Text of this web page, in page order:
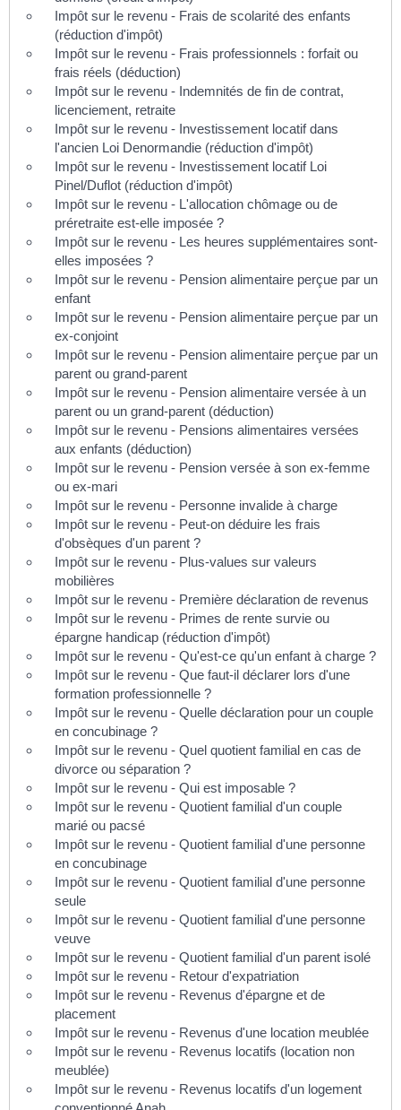
Impôt sur le revenu - Frais de scolarité des enfants
(réduction d'impôt)
Impôt sur le revenu - Frais professionnels : forfait ou
frais réels (déduction)
Impôt sur le revenu - Indemnités de fin de contrat,
licenciement, retraite
Impôt sur le revenu - Investissement locatif dans
l'ancien Loi Denormandie (réduction d'impôt)
Impôt sur le revenu - Investissement locatif Loi
Pinel/Duflot (réduction d'impôt)
Impôt sur le revenu - L'allocation chômage ou de
préretraite est-elle imposée ?
Impôt sur le revenu - Les heures supplémentaires sont-
elles imposées ?
Impôt sur le revenu - Pension alimentaire perçue par un
enfant
Impôt sur le revenu - Pension alimentaire perçue par un
ex-conjoint
Impôt sur le revenu - Pension alimentaire perçue par un
parent ou grand-parent
Impôt sur le revenu - Pension alimentaire versée à un
parent ou un grand-parent (déduction)
Impôt sur le revenu - Pensions alimentaires versées
aux enfants (déduction)
Impôt sur le revenu - Pension versée à son ex-femme
ou ex-mari
Impôt sur le revenu - Personne invalide à charge
Impôt sur le revenu - Peut-on déduire les frais
d'obsèques d'un parent ?
Impôt sur le revenu - Plus-values sur valeurs
mobilières
Impôt sur le revenu - Première déclaration de revenus
Impôt sur le revenu - Primes de rente survie ou
épargne handicap (réduction d'impôt)
Impôt sur le revenu - Qu'est-ce qu'un enfant à charge ?
Impôt sur le revenu - Que faut-il déclarer lors d'une
formation professionnelle ?
Impôt sur le revenu - Quelle déclaration pour un couple
en concubinage ?
Impôt sur le revenu - Quel quotient familial en cas de
divorce ou séparation ?
Impôt sur le revenu - Qui est imposable ?
Impôt sur le revenu - Quotient familial d'un couple
marié ou pacsé
Impôt sur le revenu - Quotient familial d'une personne
en concubinage
Impôt sur le revenu - Quotient familial d'une personne
seule
Impôt sur le revenu - Quotient familial d'une personne
veuve
Impôt sur le revenu - Quotient familial d'un parent isolé
Impôt sur le revenu - Retour d'expatriation
Impôt sur le revenu - Revenus d'épargne et de
placement
Impôt sur le revenu - Revenus d'une location meublée
Impôt sur le revenu - Revenus locatifs (location non
meublée)
Impôt sur le revenu - Revenus locatifs d'un logement